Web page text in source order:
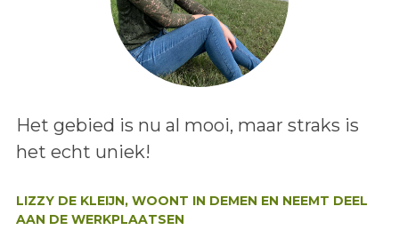
Lees het bericht:
Het gebied is nu al mooi, maar straks is
het echt uniek!
LIZZY DE KLEIJN, WOONT IN DEMEN EN NEEMT DEEL
AAN DE WERKPLAATSEN